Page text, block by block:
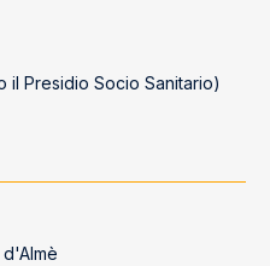
il Presidio Socio Sanitario)